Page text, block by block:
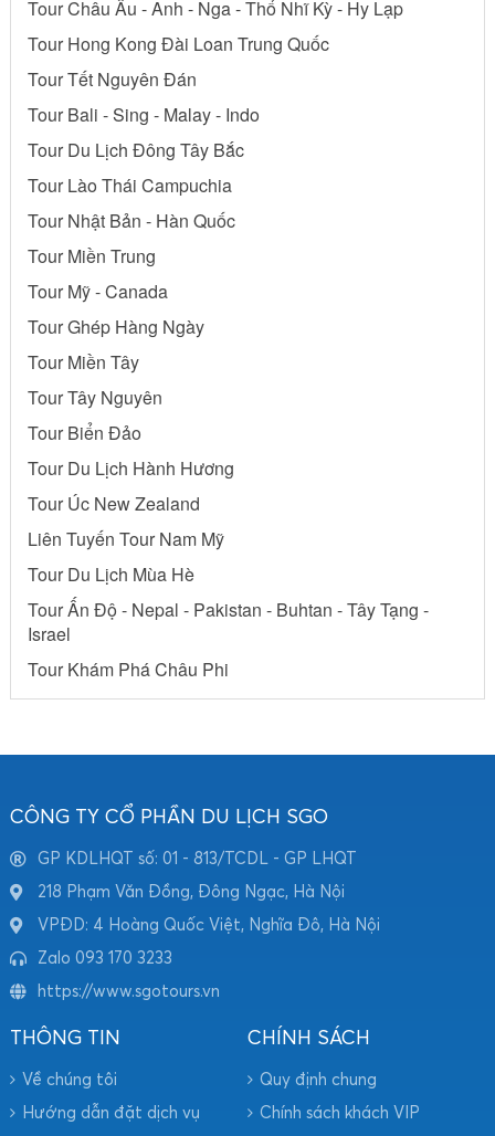
Tour Châu Âu - Anh - Nga - Thổ Nhĩ Kỳ - Hy Lạp
Tour Hong Kong Đài Loan Trung Quốc
Tour Tết Nguyên Đán
Tour Bali - Sing - Malay - Indo
Tour Du Lịch Đông Tây Bắc
Tour Lào Thái Campuchia
Tour Nhật Bản - Hàn Quốc
Tour Miền Trung
Tour Mỹ - Canada
Tour Ghép Hàng Ngày
Tour Miền Tây
Tour Tây Nguyên
Tour Biển Đảo
Tour Du Lịch Hành Hương
Tour Úc New Zealand
Liên Tuyến Tour Nam Mỹ
Tour Du Lịch Mùa Hè
Tour Ấn Độ - Nepal - Pakistan - Buhtan - Tây Tạng -
Israel
Tour Khám Phá Châu Phi
CÔNG TY CỔ PHẦN DU LỊCH SGO
GP KDLHQT số: 01 - 813/TCDL - GP LHQT
218 Phạm Văn Đồng, Đông Ngạc, Hà Nội
VPĐD: 4 Hoàng Quốc Việt, Nghĩa Đô, Hà Nội
Zalo 093 170 3233
https://www.sgotours.vn
THÔNG TIN
Về chúng tôi
Hướng dẫn đặt dịch vụ
CHÍNH SÁCH
Quy định chung
Chính sách khách VIP